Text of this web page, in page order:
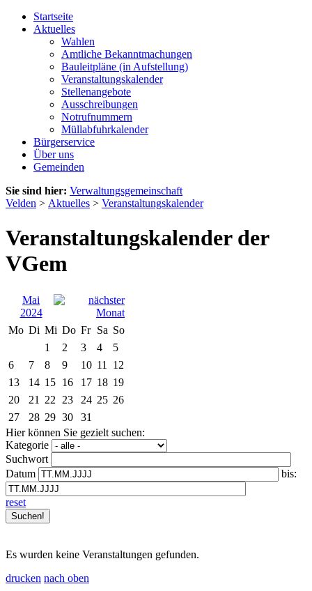
Startseite
Aktuelles
Wahlen
Amtliche Bekanntmachungen
Bauleitpläne (in Aufstellung)
Veranstaltungskalender
Stellenangebote
Ausschreibungen
Notrufnummern
Müllabfuhrkalender
Bürgerservice
Über uns
Gemeinden
Sie sind hier: Verwaltungsgemeinschaft
Velden > Aktuelles > Veranstaltungskalender
Veranstaltungskalender der
VGem
Mai
2024
Mo Di Mi Do Fr Sa So
1
2 3 4
5
6
7 8 9 10 11
12
13
14 15 16 17 18 19
20
21 22 23 24 25 26
27
28 29 30
31
Hier können Sie gezielt suchen:
Kategorie
Suchwort
Datum
bis:
reset
Es wurden keine Veranstaltungen gefunden.
drucken nach oben